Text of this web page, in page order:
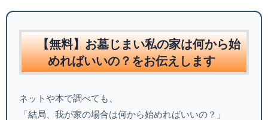
【無料】お墓じまい私の家は何から始
めればいいの？をお伝えします
ネットや本で調べても、
「結局、我が家の場合は何から始めればいいの？」